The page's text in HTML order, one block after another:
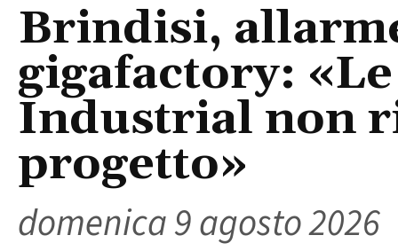
Brindisi,
gigafactory:
Industrial non
progetto»
domenica 9 agosto 2026